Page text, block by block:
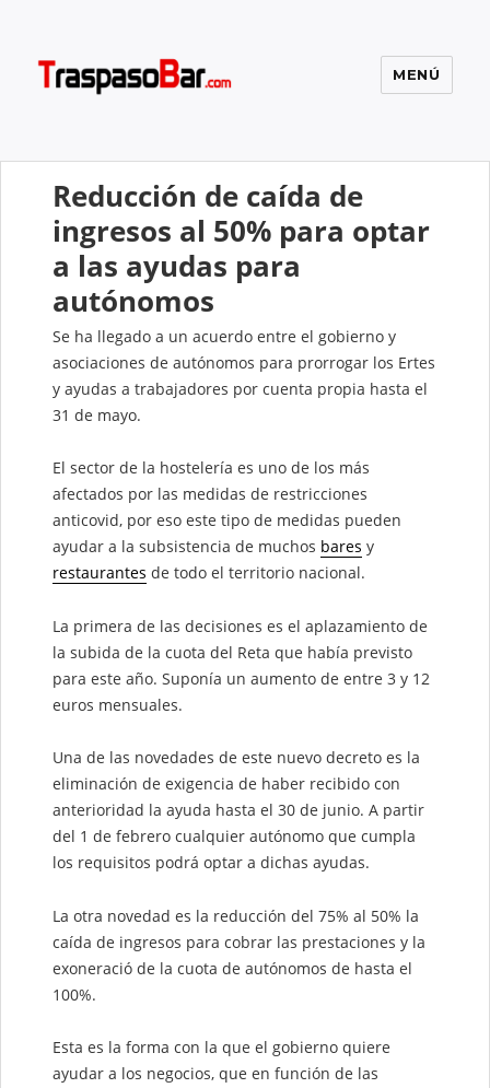
MENÚ
Reducción de caída de
ingresos al 50% para optar
a las ayudas para
autónomos
Se ha llegado a un acuerdo entre el gobierno y
asociaciones de autónomos para prorrogar los Ertes
y ayudas a trabajadores por cuenta propia hasta el
31 de mayo.
El sector de la hostelería es uno de los más
afectados por las medidas de restricciones
anticovid, por eso este tipo de medidas pueden
ayudar a la subsistencia de muchos bares y
restaurantes de todo el territorio nacional.
La primera de las decisiones es el aplazamiento de
la subida de la cuota del Reta que había previsto
para este año. Suponía un aumento de entre 3 y 12
euros mensuales.
Una de las novedades de este nuevo decreto es la
eliminación de exigencia de haber recibido con
anterioridad la ayuda hasta el 30 de junio. A partir
del 1 de febrero cualquier autónomo que cumpla
los requisitos podrá optar a dichas ayudas.
La otra novedad es la reducción del 75% al 50% la
caída de ingresos para cobrar las prestaciones y la
exoneració de la cuota de autónomos de hasta el
100%.
Esta es la forma con la que el gobierno quiere
ayudar a los negocios, que en función de las